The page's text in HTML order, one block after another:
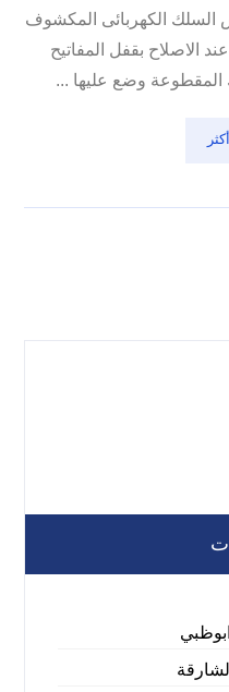
السلك الكهربائى المكشوف
الاصلاح بقفل المفاتيح
المقطوعة وضع عليها ...